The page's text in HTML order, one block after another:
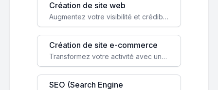
Création de site web
Augmentez votre visibilité et crédibilité en ligne avec un site web performant, conçu pour attirer plus de clients.
Création de site e-commerce
Transformez votre activité avec une boutique en ligne, accessible à l'échelle mondiale 24/7.
SEO (Search Engine